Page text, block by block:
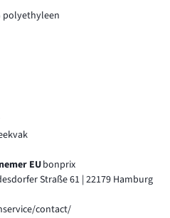
polyethyleen
EUbonprix
Straße 61 | 22179 Hamburg
contact/